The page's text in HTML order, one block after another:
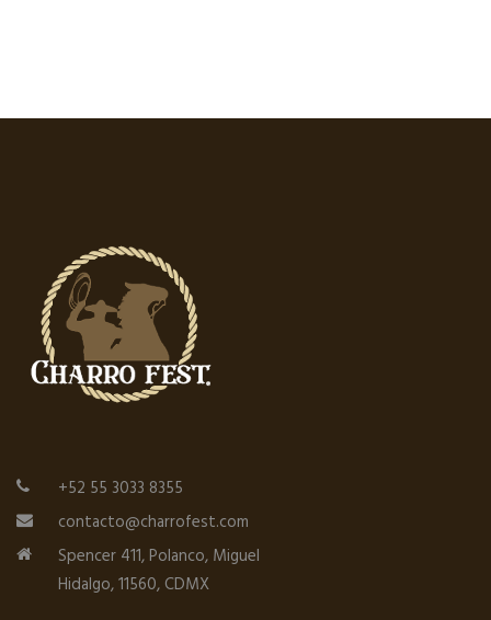
+52 55 3033 8355
contacto@charrofest.com
Spencer 411, Polanco, Miguel
Hidalgo, 11560, CDMX